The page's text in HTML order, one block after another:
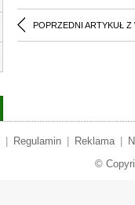
POPRZEDNI ARTYKUŁ Z
Regulamin Reklama
©